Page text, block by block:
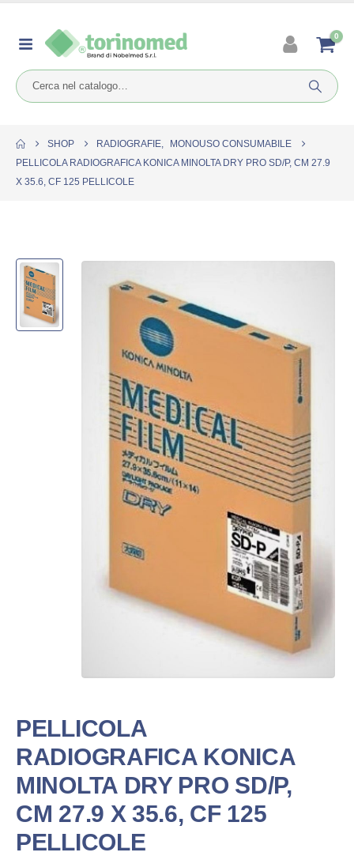
0
SHOP RADIOGRAFIE,
MONOUSO CONSUMABILE
PELLICOLA RADIOGRAFICA KONICA MINOLTA DRY PRO SD/P, CM 27.9
X 35.6, CF 125 PELLICOLE
PELLICOLA
RADIOGRAFICA KONICA
MINOLTA DRY PRO SD/P,
CM 27.9 X 35.6, CF 125
PELLICOLE